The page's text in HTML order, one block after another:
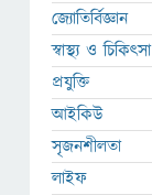
জ্যোতির্বিজ্ঞান
স্বাস্থ্য ও চিকিৎসা
প্রযুক্তি
আইকিউ
সৃজনশীলতা
লাইফ